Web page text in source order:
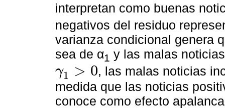
interpretan como buenas
negativos del residuo
varianza condicional genera
sea de α1 y las malas
γ1 > 0
γ 1>0
, las malas noticias
medida que las noticias
conoce como efecto